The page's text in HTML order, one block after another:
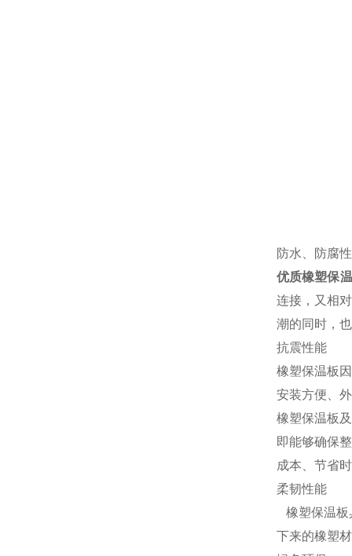
防水、防腐
优质橡塑保
连接，又相
潮的同时，
抗震性能
橡塑保温板
安装方便、
橡塑保温板
即能够确保
成本、节省
柔韧性能
橡塑保温板
下来的橡塑